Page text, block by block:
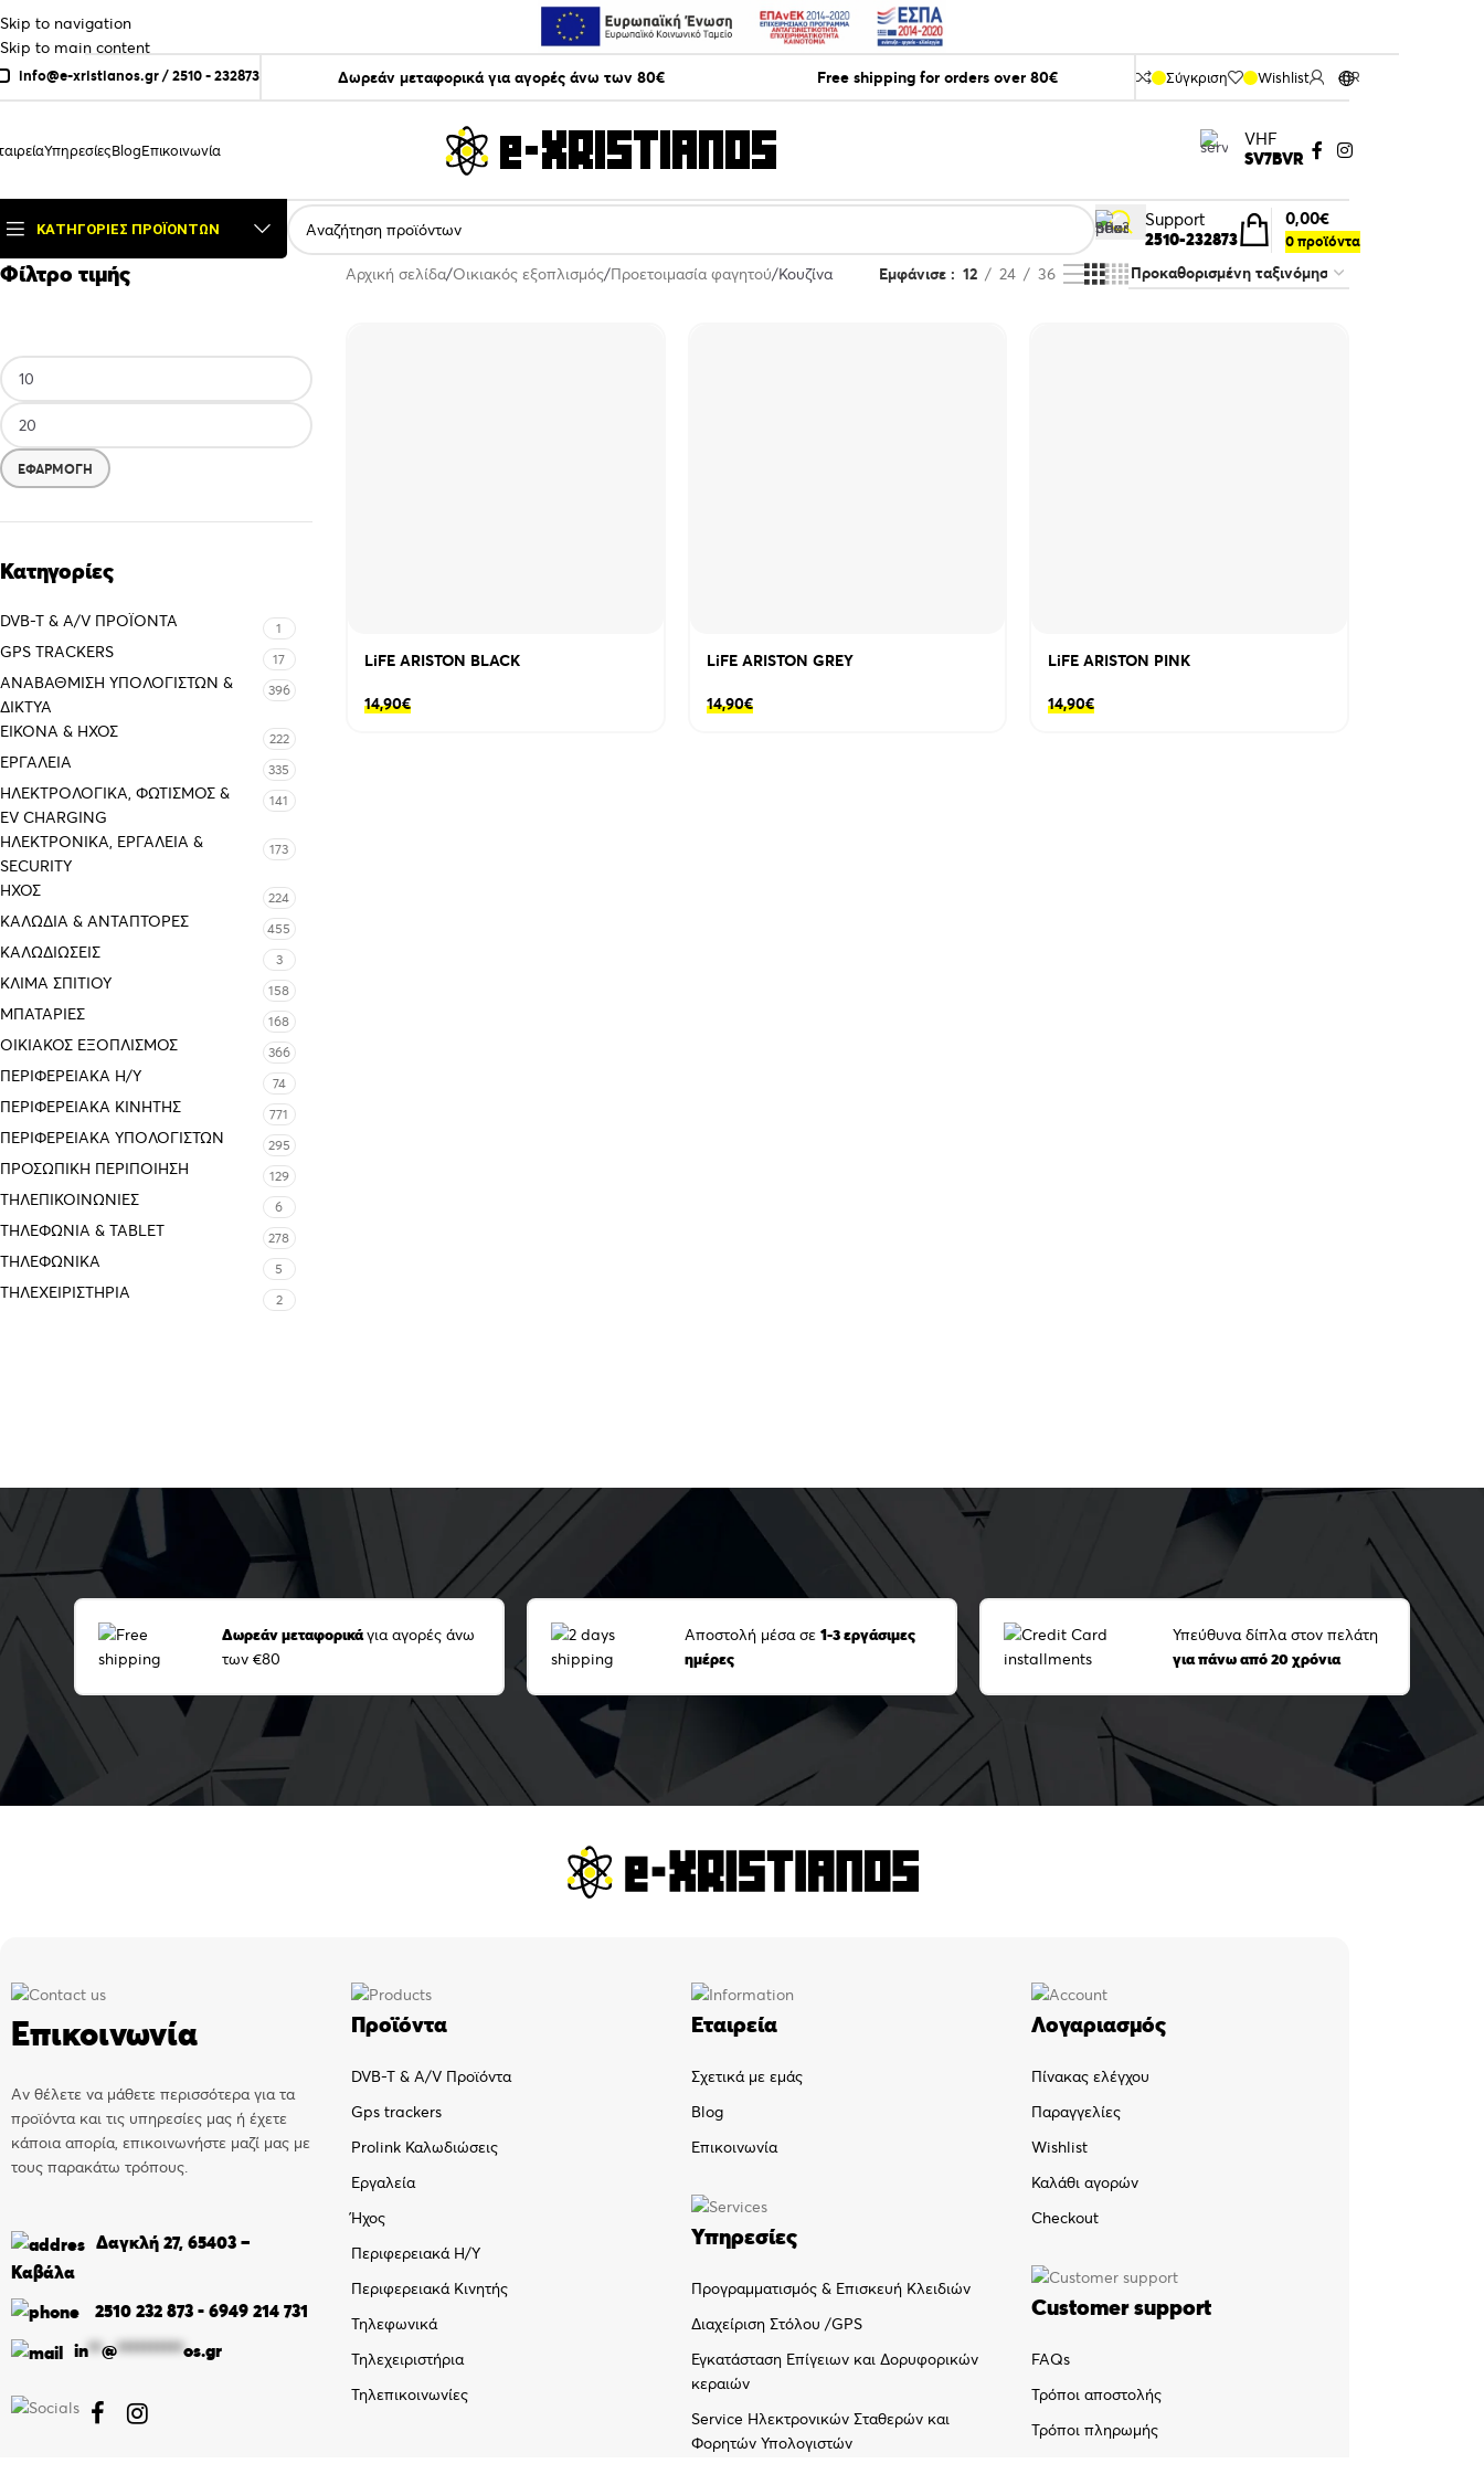
Skip to navigation
Skip to main content
info@e-xristianos.gr/2510 - 232873 Δωρεάν μεταφορικά για αγορές άνω των 80€ Free shipping for orders over 80€ Σύγκριση Wishlist GR
ΥπηρεσίεςBlogΕπικοινωνία
VHF
SV7BVR
ΚΑΤΗΓΟΡΊΕΣ ΠΡΟΪΌΝΤΩΝ
Support
2510-232873
0προϊόντα
0,00€
Φίλτρο τιμής
ΕΦΑΡΜΟΓΉ
Κατηγορίες
DVB-T & A/V ΠΡΟΪΌΝΤΑ 1
GPS TRACKERS 17
ΑΝΑΒΆΘΜΙΣΗ ΥΠΟΛΟΓΙΣΤΏΝ &
ΔΊΚΤΥΑ
396
ΕΙΚΌΝΑ & ΗΧΟΣ 222
ΕΡΓΑΛΕΊΑ 335
ΗΛΕΚΤΡΟΛΟΓΙΚΆ, ΦΩΤΙΣΜΌΣ &
EV CHARGING
141
ΗΛΕΚΤΡΟΝΙΚΆ, ΕΡΓΑΛΕΊΑ &
SECURITY
173
ΉΧΟΣ 224
ΚΑΛΏΔΙΑ & ΑΝΤΆΠΤΟΡΕΣ 455
ΚΑΛΩΔΙΏΣΕΙΣ 3
ΚΛΊΜΑ ΣΠΙΤΙΟΎ 158
ΜΠΑΤΑΡΊΕΣ 168
ΟΙΚΙΑΚΌΣ ΕΞΟΠΛΙΣΜΌΣ 366
ΠΕΡΙΦΕΡΕΙΑΚΑ Η/Υ 74
ΠΕΡΙΦΕΡΕΙΑΚΑ ΚΙΝΗΤΗΣ 771
ΠΕΡΙΦΕΡΕΙΑΚΆ ΥΠΟΛΟΓΙΣΤΏΝ 295
ΠΡΟΣΩΠΙΚΉ ΠΕΡΙΠΟΊΗΣΗ 129
ΤΗΛΕΠΙΚΟΙΝΩΝΊΕΣ 6
ΤΗΛΕΦΩΝΊΑ & TABLET 278
ΤΗΛΕΦΩΝΙΚΑ 5
ΤΗΛΕΧΕΙΡΙΣΤΉΡΙΑ 2
Αρχική σελίδα Οικιακός εξοπλισμός Προετοιμασία φαγητού Κουζίνα Εμφάνισε 12 24 36
LiFE ARISTON BLACK
14,90€
LiFE ARISTON GREY
14,90€
LiFE ARISTON PINK
14,90€
Δωρεάν μεταφορικάγια αγορές άνω
των €80
Αποστολή μέσα σε 1-3 εργάσιμες
ημέρες
Υπεύθυνα δίπλα στον πελάτη
για πάνω από 20 χρόνια
Επικοινωνία
Αν θέλετε να μάθετε περισσότερα για τα
προϊόντα και τις υπηρεσίες μας ή έχετε
κάποια απορία, επικοινωνήστε μαζί μας με
τους παρακάτω τρόπους.
Δαγκλή 27, 65403 –
Καβάλα
2510 232 873 - 6949 214 731
in**@**********os.gr
 
Προϊόντα
DVB-T & A/V Προϊόντα
Gps trackers
Prolink Καλωδιώσεις
Εργαλεία
Ήχος
Περιφερειακά Η/Υ
Περιφερειακά Κινητής
Τηλεφωνικά
Τηλεχειριστήρια
Τηλεπικοινωνίες
Εταιρεία
Σχετικά με εμάς
Blog
Επικοινωνία
Υπηρεσίες
Προγραμματισμός & Επισκευή Κλειδιών
Διαχείριση Στόλου /GPS
Εγκατάσταση Επίγειων και Δορυφορικών
κεραιών
Service Ηλεκτρονικών Σταθερών και
Φορητών Υπολογιστών
Λογαριασμός
Πίνακας ελέγχου
Παραγγελίες
Wishlist
Καλάθι αγορών
Checkout
Customer support
FAQs
Τρόποι αποστολής
Τρόποι πληρωμής